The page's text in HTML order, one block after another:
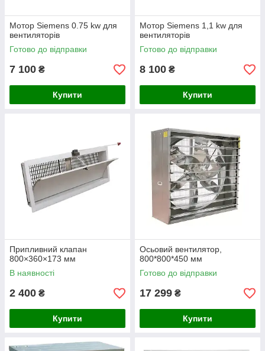
Мотор Siemens 0.75 kw для
вентиляторів
Готово до відправки
7 100 ₴
Купити
Мотор Siemens 1,1 kw для
вентиляторів
Готово до відправки
8 100 ₴
Купити
Припливний клапан
800×360×173 мм
В наявності
2 400 ₴
Купити
Осьовий вентилятор,
800*800*450 мм
Готово до відправки
17 299 ₴
Купити